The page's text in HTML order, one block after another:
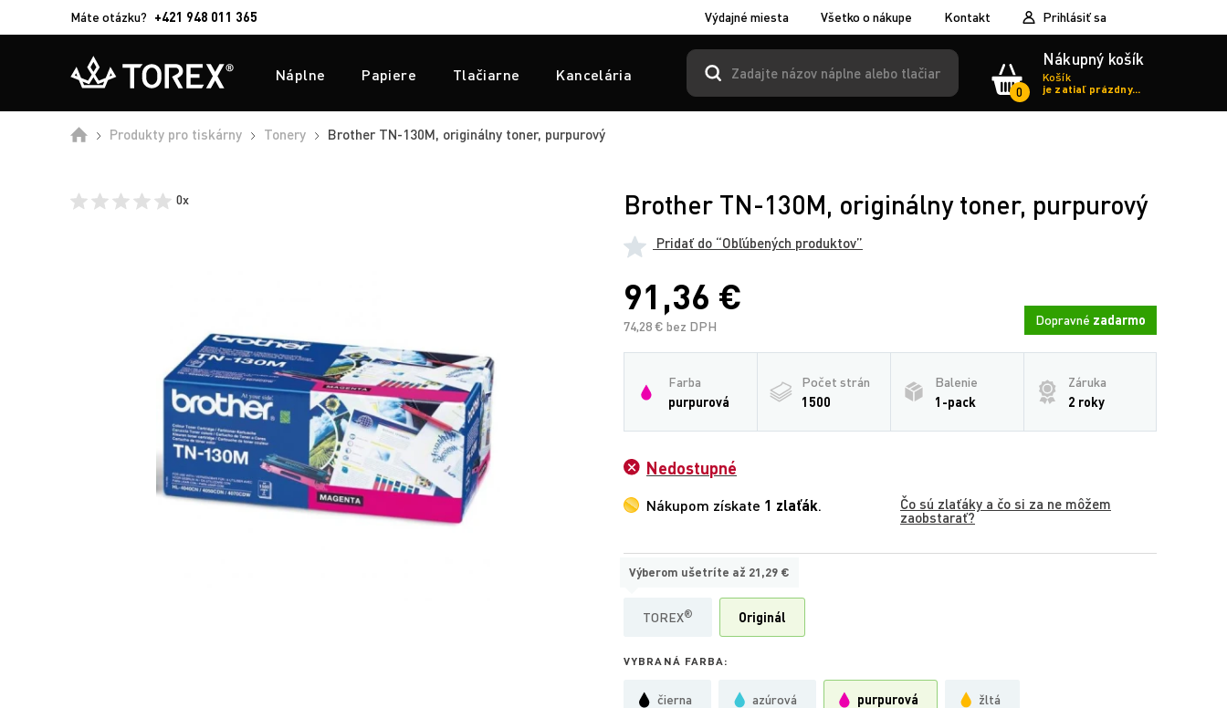
Máte otázku? +421 948 011 365 Výdajné miesta Všetko o nákupe Kontakt Prihlásiť sa
Náplne Papiere Tlačiarne Kancelária
0
Nákupný košík
Košík
je zatiaľ prázdny...
Produkty pro tiskárny Tonery Brother TN-130M, originálny toner, purpurový
0x Brother TN-130M, originálny toner, purpurový
Pridať do “Obľúbených produktov”
91,36 €
74,28 € bez DPH Dopravné zadarmo
Farba
purpurová
Počet strán
1500
Balenie
1-pack
Záruka
2 roky
Nedostupné
Nákupom získate 1 zlaťák.
Čo sú zlaťáky a čo si za ne môžem
zaobstarať?
TYP:
TOREX®
Výberom ušetríte až 21,29 €
Originál
VYBRANÁ FARBA:
čierna azúrová purpurová žltá